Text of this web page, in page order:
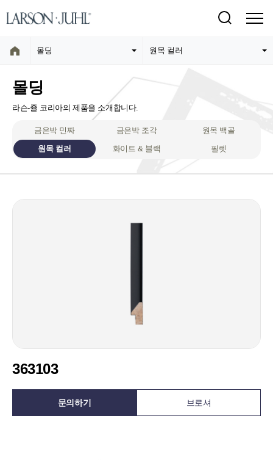
몰딩 원목 컬러
몰딩
라슨-쥴 코리아의 제품을 소개합니다.
금은박 민짜 금은박 조각
원목 백골
원목 컬러
화이트 & 블랙 필렛
363103
문의하기 브로셔